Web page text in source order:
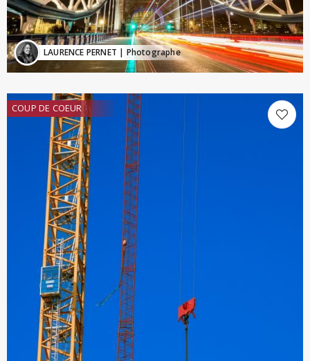
LAURENCE PERNET | Photographe
COUP DE COEUR